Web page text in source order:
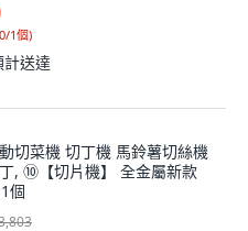
1個)
計送達
切菜機 切丁機 馬鈴薯切絲機
, ⑩【切片機】 全金屬新款
個